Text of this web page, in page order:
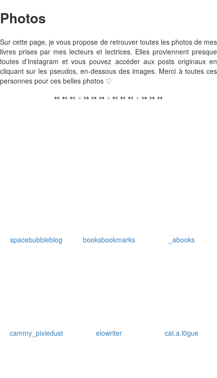
Photos
Sur cette page, je vous propose de retrouver toutes les photos de mes
livres prises par mes lecteurs et lectrices. Elles proviennent presque
toutes d’Instagram et vous pouvez accéder aux posts originaux en
cliquant sur les pseudos, en-dessous des images. Merci à toutes ces
personnes pour ces belles photos ♡
↢ ↢ ↢ ● ↣ ↣ ↣ ● ↢ ↢ ↢ ● ↣ ↣ ↣
spacebubbleblog booksbookmarks _abooks
cammy_pixiedust elowriter cat.a.l0gue